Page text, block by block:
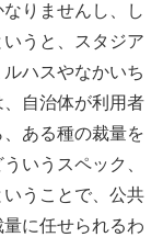
りませんし、し
うと、スタジア
ハスやなかいち
自治体が利用者
ある種の裁量を
いうスペック、
うことで、公共
に任せられるわ